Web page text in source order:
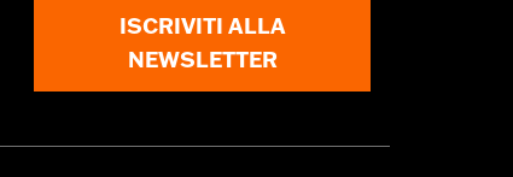
ISCRIVITI ALLA
NEWSLETTER